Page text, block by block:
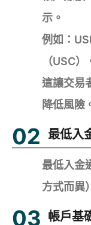
示。
例如：
（USC）
這讓交易
降低風險
最低入
最低入金
方式而異
帳戶基